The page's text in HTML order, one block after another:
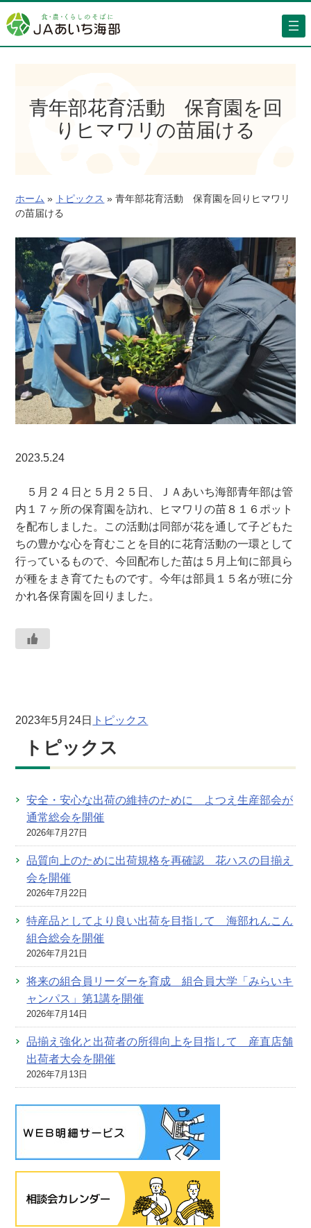
容
を
青年部花育活動 保育園を回
りヒマワリの苗届ける
ホーム » トピックス » 青年部花育活動 保育園を回りヒマワリ
の苗届ける
2023.5.24
５月２４日と５月２５日、ＪＡあいち海部青年部は管
内１７ヶ所の保育園を訪れ、ヒマワリの苗８１６ポット
を配布しました。この活動は同部が花を通して子どもた
ちの豊かな心を育むことを目的に花育活動の一環として
行っているもので、今回配布した苗は５月上旬に部員ら
が種をまき育てたものです。今年は部員１５名が班に分
かれ各保育園を回りました。
2023年5月24日 トピックス
トピックス
安全・安心な出荷の維持のために よつえ生産部会が
通常総会を開催
2026年7月27日
品質向上のために出荷規格を再確認 花ハスの目揃え
会を開催
2026年7月22日
特産品としてより良い出荷を目指して 海部れんこん
組合総会を開催
2026年7月21日
将来の組合員リーダーを育成 組合員大学「みらいキ
ャンパス」第1講を開催
2026年7月14日
品揃え強化と出荷者の所得向上を目指して 産直店舗
出荷者大会を開催
2026年7月13日